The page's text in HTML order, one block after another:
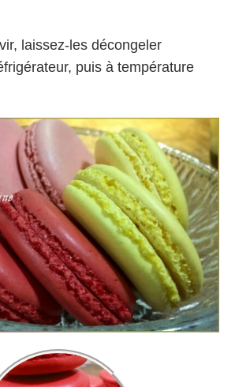
laissez-les décongeler
puis à température